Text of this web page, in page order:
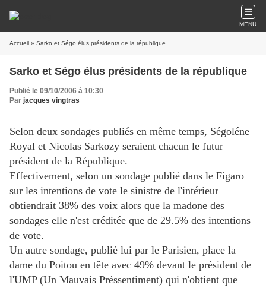
MENU
Accueil » Sarko et Ségo élus présidents de la république
Sarko et Ségo élus présidents de la république
Publié le 09/10/2006 à 10:30
Par jacques vingtras
Selon deux sondages publiés en même temps, Ségoléne
Royal et Nicolas Sarkozy seraient chacun le futur
président de la République.
Effectivement, selon un sondage publié dans le Figaro
sur les intentions de vote le sinistre de l'intérieur
obtiendrait 38% des voix alors que la madone des
sondages elle n'est créditée que de 29.5% des intentions
de vote.
Un autre sondage, publié lui par le Parisien, place la
dame du Poitou en tête avec 49% devant le président de
l'UMP (Un Mauvais Préssentiment) qui n'obtient que